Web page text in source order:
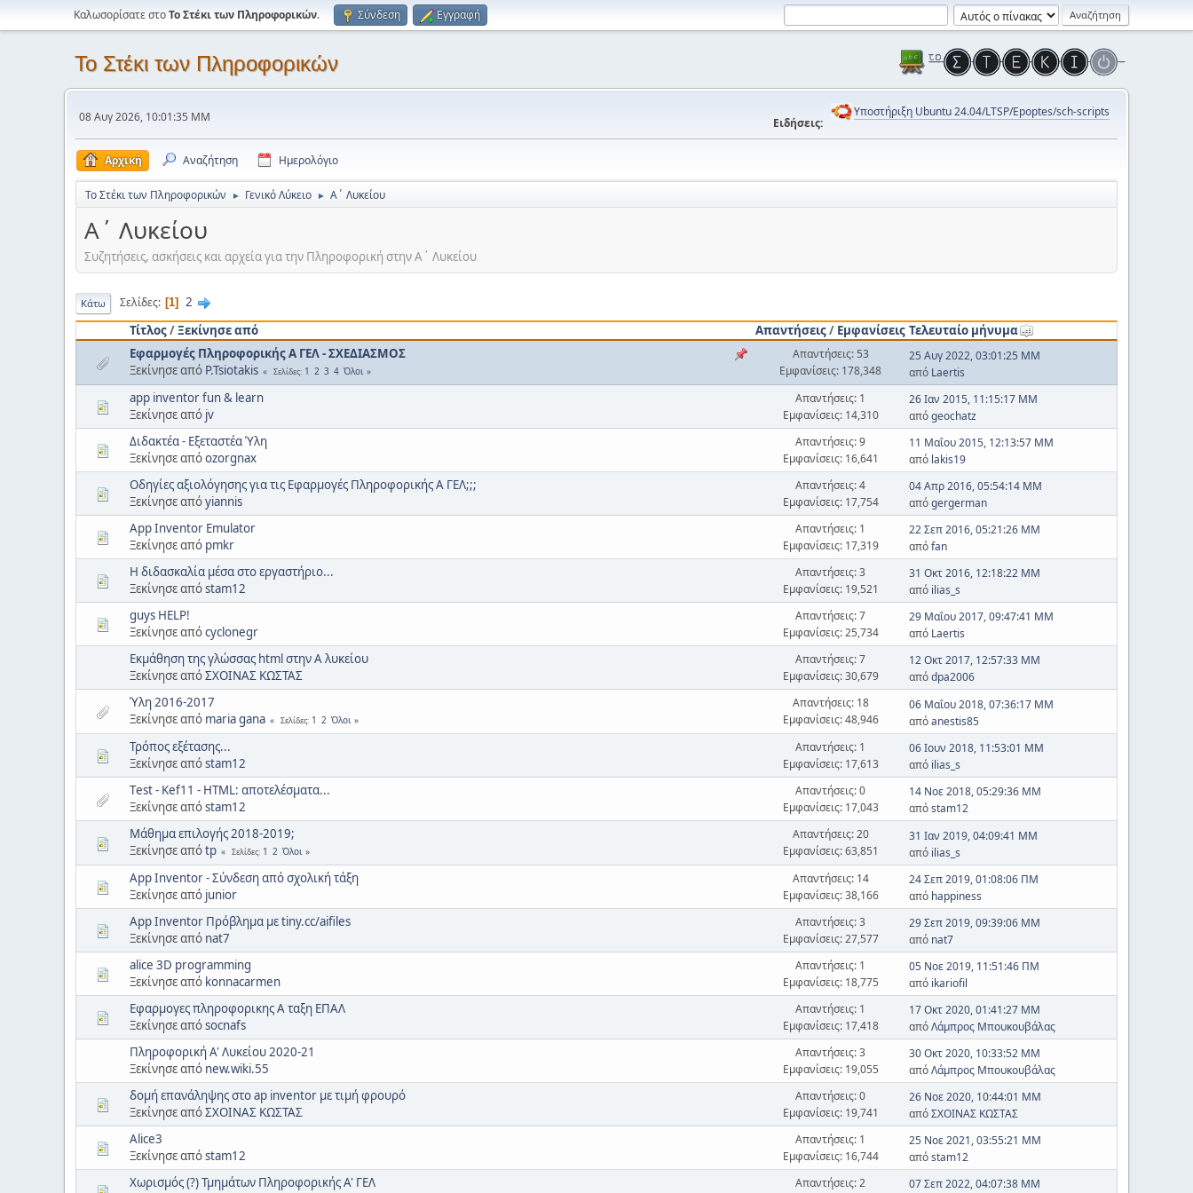
Καλωσορίσατε στοΤο Στέκι των Πληροφορικών. Σύνδεση Εγγραφή
Το Στέκι των Πληροφορικών
08 Αυγ 2026, 10:01:35 ΜΜ Ειδήσεις:
Υποστήριξη Ubuntu 24.04/LTSP/Epoptes/sch-scripts
Αρχική Αναζήτηση Ημερολόγιο
Το Στέκι των Πληροφορικών ► Γενικό Λύκειο ► Α΄ Λυκείου
Α΄ Λυκείου
Συζητήσεις, ασκήσεις και αρχεία για την Πληροφορική στην Α΄ Λυκείου
Κάτω Σελίδες 1
2
Τίτλος/Ξεκίνησε από Απαντήσεις/ Εμφανίσεις Τελευταίο μήνυμα
Εφαρμογές Πληροφορικής Α ΓΕΛ - ΣΧΕΔΙΑΣΜΟΣ
Ξεκίνησε από P.Tsiotakis Σελίδες 1 2 3 4 Όλοι
Απαντήσεις: 53
Εμφανίσεις: 178,348
25 Αυγ 2022, 03:01:25 ΜΜ
από Laertis
app inventor fun & learn
Ξεκίνησε από jv
Απαντήσεις: 1
Εμφανίσεις: 14,310
26 Ιαν 2015, 11:15:17 ΜΜ
απόgeochatz
Διδακτέα - Εξεταστέα Ύλη
Ξεκίνησε απόozorgnax
Απαντήσεις: 9
Εμφανίσεις: 16,641
11 Μαΐου 2015, 12:13:57 ΜΜ
από lakis19
Οδηγίες αξιολόγησης για τις Εφαρμογές Πληροφορικής Α ΓΕΛ;;;
Ξεκίνησε απόyiannis
Απαντήσεις: 4
Εμφανίσεις: 17,754
04 Απρ 2016, 05:54:14 ΜΜ
απόgergerman
App Inventor Emulator
Ξεκίνησε από pmkr
Απαντήσεις: 1
Εμφανίσεις: 17,319
22 Σεπ 2016, 05:21:26 ΜΜ
απόfan
Η διδασκαλία μέσα στο εργαστήριο...
Ξεκίνησε απόstam12
Απαντήσεις: 3
Εμφανίσεις: 19,521
31 Οκτ 2016, 12:18:22 ΜΜ
από ilias_s
guys HELP!
Ξεκίνησε απόcyclonegr
Απαντήσεις: 7
Εμφανίσεις: 25,734
29 Μαΐου 2017, 09:47:41 ΜΜ
από Laertis
Εκμάθηση της γλώσσας html στην Α λυκείου
Ξεκίνησε απόΣΧΟΙΝΑΣ ΚΩΣΤΑΣ
Απαντήσεις: 7
Εμφανίσεις: 30,679
12 Οκτ 2017, 12:57:33 ΜΜ
απόdpa2006
Ύλη 2016-2017
Ξεκίνησε από maria gana Σελίδες 1 2 Όλοι
Απαντήσεις: 18
Εμφανίσεις: 48,946
06 Μαΐου 2018, 07:36:17 ΜΜ
απόanestis85
Τρόπος εξέτασης...
Ξεκίνησε απόstam12
Απαντήσεις: 1
Εμφανίσεις: 17,613
06 Ιουν 2018, 11:53:01 ΜΜ
από ilias_s
Τest - Kef11 - HTML: αποτελέσματα...
Ξεκίνησε απόstam12
Απαντήσεις: 0
Εμφανίσεις: 17,043
14 Νοε 2018, 05:29:36 ΜΜ
απόstam12
Μάθημα επιλογής 2018-2019;
Ξεκίνησε απόtp Σελίδες 1 2 Όλοι
Απαντήσεις: 20
Εμφανίσεις: 63,851
31 Ιαν 2019, 04:09:41 ΜΜ
από ilias_s
App Inventor - Σύνδεση από σχολική τάξη
Ξεκίνησε από junior
Απαντήσεις: 14
Εμφανίσεις: 38,166
24 Σεπ 2019, 01:08:06 ΠΜ
από happiness
App Inventor Πρόβλημα με tiny.cc/aifiles
Ξεκίνησε από nat7
Απαντήσεις: 3
Εμφανίσεις: 27,577
29 Σεπ 2019, 09:39:06 ΜΜ
από nat7
alice 3D programming
Ξεκίνησε από konnacarmen
Απαντήσεις: 1
Εμφανίσεις: 18,775
05 Νοε 2019, 11:51:46 ΠΜ
από ikariofil
Εφαρμογες πληροφορικης Α ταξη ΕΠΑΛ
Ξεκίνησε απόsocnafs
Απαντήσεις: 1
Εμφανίσεις: 17,418
17 Οκτ 2020, 01:41:27 ΜΜ
απόΛάμπρος Μπουκουβάλας
Πληροφορική Α' Λυκείου 2020-21
Ξεκίνησε από new.wiki.55
Απαντήσεις: 3
Εμφανίσεις: 19,055
30 Οκτ 2020, 10:33:52 ΜΜ
απόΛάμπρος Μπουκουβάλας
δομή επανάληψης στο ap inventor με τιμή φρουρό
Ξεκίνησε απόΣΧΟΙΝΑΣ ΚΩΣΤΑΣ
Απαντήσεις: 0
Εμφανίσεις: 19,741
26 Νοε 2020, 10:44:01 ΜΜ
απόΣΧΟΙΝΑΣ ΚΩΣΤΑΣ
Alice3
Ξεκίνησε απόstam12
Απαντήσεις: 1
Εμφανίσεις: 16,744
25 Νοε 2021, 03:55:21 ΜΜ
απόstam12
Χωρισμός (?) Τμημάτων Πληροφορικής Α' ΓΕΛ
Απαντήσεις: 2
07 Σεπ 2022, 04:07:38 ΜΜ